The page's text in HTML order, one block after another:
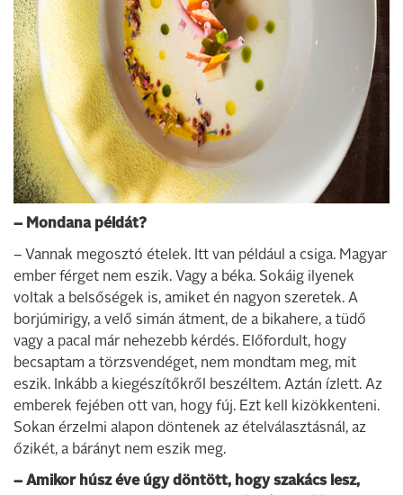
– Mondana példát?
– Vannak megosztó ételek. Itt van például a csiga. Magyar
ember férget nem eszik. Vagy a béka. Sokáig ilyenek
voltak a belsőségek is, amiket én nagyon szeretek. A
borjúmirigy, a velő simán átment, de a bikahere, a tüdő
vagy a pacal már nehezebb kérdés. Előfordult, hogy
becsaptam a törzsvendéget, nem mondtam meg, mit
eszik. Inkább a kiegészítőkről beszéltem. Aztán ízlett. Az
emberek fejében ott van, hogy fúj. Ezt kell kizökkenteni.
Sokan érzelmi alapon döntenek az ételválasztásnál, az
őzikét, a bárányt nem eszik meg.
– Amikor húsz éve úgy döntött, hogy szakács lesz,